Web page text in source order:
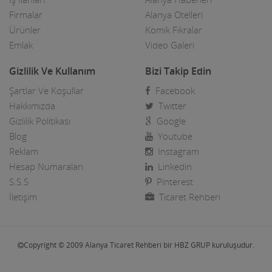
Boyacılar
Cam, Ayna Ürünleri
Çatı Kaplama firmaları
Çay Ocakları
Çelik Kapı Firmaları
Çiçekçi - Peyzaj
Çiğ Köfte Firmaları
Demir ve Ferforje Ürünleri
Firmalar
Ürünler
Emlak
Alanya Otelleri
Komik Fıkralar
Video Galeri
Gizlilik Ve Kullanım
Şartlar Ve Koşullar
Hakkımızda
Gizlilik Politikası
Blog
Reklam
Hesap Numaraları
S.S.S
İletişim
Bizi Takip Edin
Facebook
Twitter
Google
Youtube
Instagram
Linkedin
Pinterest
Ticaret Rehberi
Copyright © 2009 Alanya Ticaret Rehberi bir HBZ GRUP kuruluşudur.